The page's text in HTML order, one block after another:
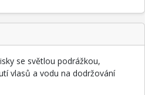
se světlou podrážkou,
vlasů a vodu na dodržování